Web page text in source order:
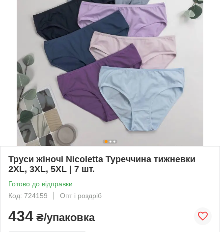
Труси жіночі Nicoletta Туреччина тижневки
2XL, 3XL, 5XL | 7 шт.
Готово до відправки
Код: 724159
Опт і роздріб
434 ₴/упаковка